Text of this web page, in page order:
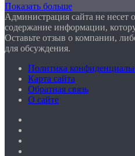
Показать больше
Администрация сайта не несет
содержание информации,
Оставьте отзыв о компании,
для обсуждения.
Политика
Карта сайта
Обратная связь
О сайте